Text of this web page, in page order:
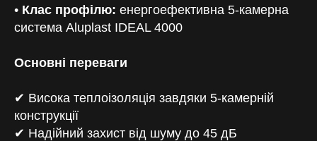
• Клас профілю: енергоефективна 5-камерна
система Aluplast IDEAL 4000
Основні переваги
✔ Висока теплоізоляція завдяки 5-камерній
конструкції
✔ Надійний захист від шуму до 45 дБ